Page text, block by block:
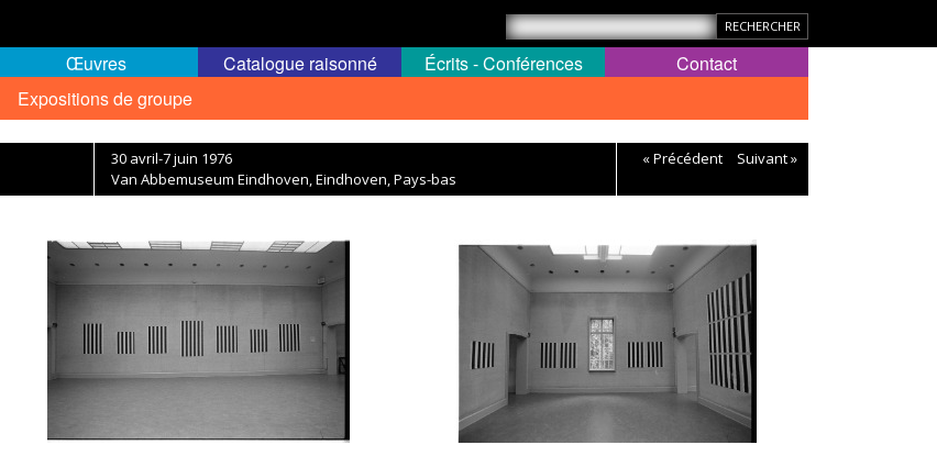
Expositions de groupe
Œuvres Catalogue raisonné Écrits - Conférences Contact
30 avril-7 juin 1976
Van Abbemuseum Eindhoven, Eindhoven, Pays-bas
« Précédent Suivant »